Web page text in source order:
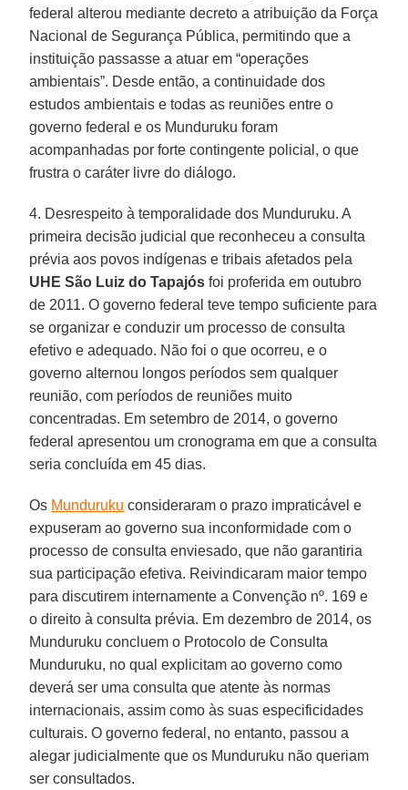
federal alterou mediante decreto a atribuição da Força
Nacional de Segurança Pública, permitindo que a
instituição passasse a atuar em “operações
ambientais”. Desde então, a continuidade dos
estudos ambientais e todas as reuniões entre o
governo federal e os Munduruku foram
acompanhadas por forte contingente policial, o que
frustra o caráter livre do diálogo.
4. Desrespeito à temporalidade dos Munduruku. A
primeira decisão judicial que reconheceu a consulta
prévia aos povos indígenas e tribais afetados pela
UHE São Luiz do Tapajós foi proferida em outubro
de 2011. O governo federal teve tempo suficiente para
se organizar e conduzir um processo de consulta
efetivo e adequado. Não foi o que ocorreu, e o
governo alternou longos períodos sem qualquer
reunião, com períodos de reuniões muito
concentradas. Em setembro de 2014, o governo
federal apresentou um cronograma em que a consulta
seria concluída em 45 dias.
Os Munduruku consideraram o prazo impraticável e
expuseram ao governo sua inconformidade com o
processo de consulta enviesado, que não garantiria
sua participação efetiva. Reivindicaram maior tempo
para discutirem internamente a Convenção nº. 169 e
o direito à consulta prévia. Em dezembro de 2014, os
Munduruku concluem o Protocolo de Consulta
Munduruku, no qual explicitam ao governo como
deverá ser uma consulta que atente às normas
internacionais, assim como às suas especificidades
culturais. O governo federal, no entanto, passou a
alegar judicialmente que os Munduruku não queriam
ser consultados.